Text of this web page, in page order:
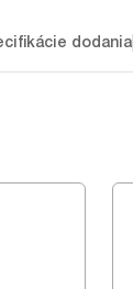
dodania